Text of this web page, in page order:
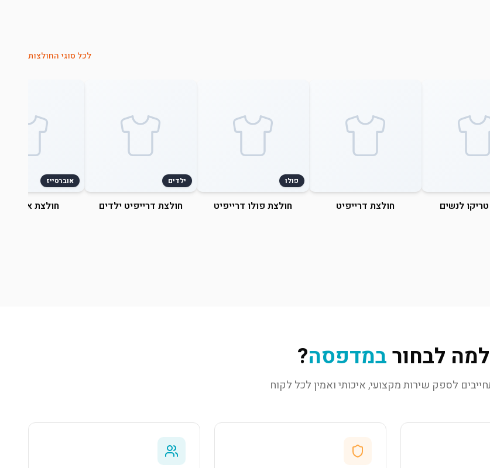
לכל סוגי החולצות
לנשים חולצת דרייפיט
פולו
חולצת פולו דרייפיט
ילדים
חולצת דרייפיט ילדים
אוברסייז
חולצת
למה לבחורבמדפסה?
לספק שירות מקצועי, איכותי ואמין לכל לקוח